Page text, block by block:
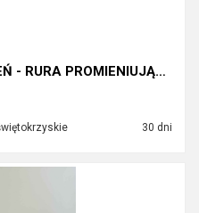
OGRZEWACZ POMIESZCZEŃ - RURA PROMIENIUJĄCA
30 dni